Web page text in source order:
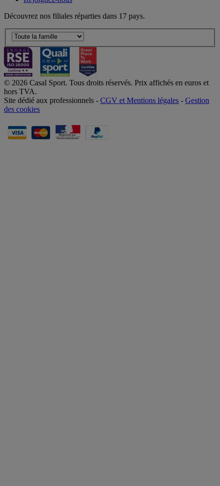
Découvrez nos filiales réparties dans 17 pays.
© 2026 Casal Sport. Tous droits réservés. Prix affichés en euros et
hors TVA.
Site dédié aux professionnels - CGV et Mentions légales - Gestion
des cookies